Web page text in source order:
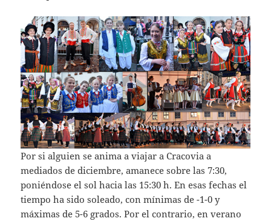
Por si alguien se anima a viajar a Cracovia a
mediados de diciembre, amanece sobre las 7:30,
poniéndose el sol hacia las 15:30 h. En esas fechas el
tiempo ha sido soleado, con mínimas de -1-0 y
máximas de 5-6 grados. Por el contrario, en verano